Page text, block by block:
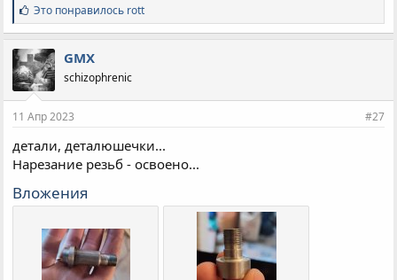
С
и
м
п
а
т
и
:
Это понравилось rott
GMX
schizophrenic
11 Апр 2023 #27
детали, деталюшечки...
Нарезание резьб - освоено...
Вложения